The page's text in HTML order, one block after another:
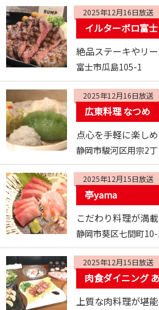
2025年12月16日放送
イルターボロ富
富士市瓜島105-1
2025年12月16日放送
広東料理 なつめ
点心を手軽に楽し
静岡市駿河区用宗2
2025年12月15日放送
亭yama
こだわり料理が満
静岡市葵区七間町
2025年12月15日放送
肉食ダイニング
上質な肉料理が堪